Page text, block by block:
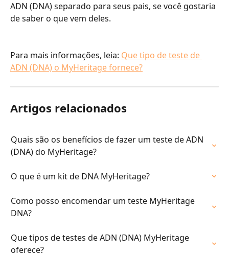
ADN (DNA) separado para seus pais, se você gostaria
de saber o que vem deles.
Para mais informações, leia: Que tipo de teste de
ADN (DNA) o MyHeritage fornece?
Artigos relacionados
Quais são os benefícios de fazer um teste de ADN
(DNA) do MyHeritage?
O que é um kit de DNA MyHeritage?
Como posso encomendar um teste MyHeritage
DNA?
Que tipos de testes de ADN (DNA) MyHeritage
oferece?